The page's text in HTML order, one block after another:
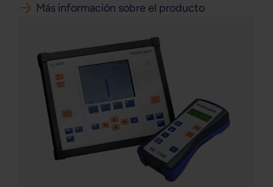
Más información sobre el producto